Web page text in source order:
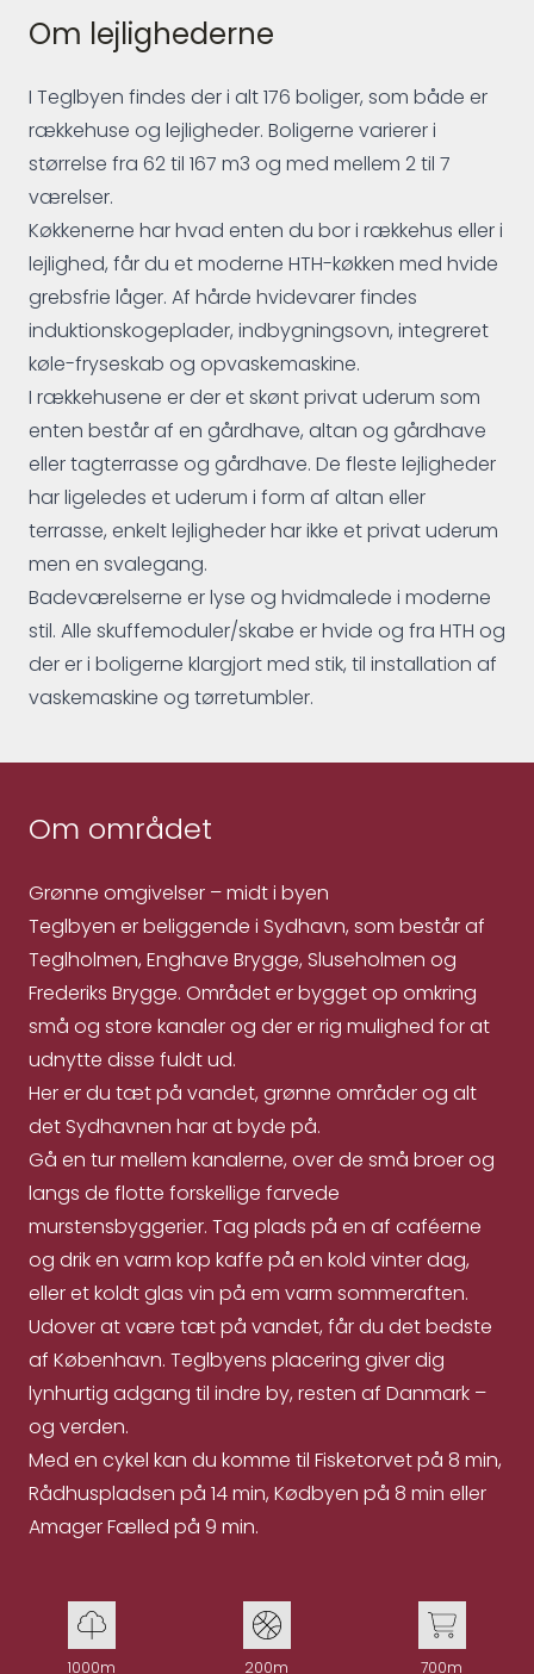
Om lejlighederne
I Teglbyen findes der i alt 176 boliger, som både er
rækkehuse og lejligheder. Boligerne varierer i
størrelse fra 62 til 167 m3 og med mellem 2 til 7
værelser.
Køkkenerne har hvad enten du bor i rækkehus eller i
lejlighed, får du et moderne HTH-køkken med hvide
grebsfrie låger. Af hårde hvidevarer findes
induktionskogeplader, indbygningsovn, integreret
køle-fryseskab og opvaskemaskine.
I rækkehusene er der et skønt privat uderum som
enten består af en gårdhave, altan og gårdhave
eller tagterrasse og gårdhave. De fleste lejligheder
har ligeledes et uderum i form af altan eller
terrasse, enkelt lejligheder har ikke et privat uderum
men en svalegang.
Badeværelserne er lyse og hvidmalede i moderne
stil. Alle skuffemoduler/skabe er hvide og fra HTH og
der er i boligerne klargjort med stik, til installation af
vaskemaskine og tørretumbler.
Om området
Grønne omgivelser – midt i byen
Teglbyen er beliggende i Sydhavn, som består af
Teglholmen, Enghave Brygge, Sluseholmen og
Frederiks Brygge. Området er bygget op omkring
små og store kanaler og der er rig mulighed for at
udnytte disse fuldt ud.
Her er du tæt på vandet, grønne områder og alt
det Sydhavnen har at byde på.
Gå en tur mellem kanalerne, over de små broer og
langs de flotte forskellige farvede
murstensbyggerier. Tag plads på en af caféerne
og drik en varm kop kaffe på en kold vinter dag,
eller et koldt glas vin på em varm sommeraften.
Udover at være tæt på vandet, får du det bedste
af København. Teglbyens placering giver dig
lynhurtig adgang til indre by, resten af Danmark –
og verden.
Med en cykel kan du komme til Fisketorvet på 8 min,
Rådhuspladsen på 14 min, Kødbyen på 8 min eller
Amager Fælled på 9 min.
1000m 200m 700m